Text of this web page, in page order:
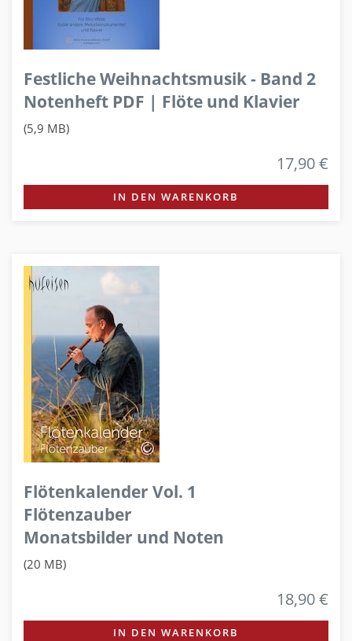
Festliche Weihnachtsmusik - Band 2
Notenheft PDF | Flöte und Klavier
(5,9 MB)
17,90 €
IN DEN WARENKORB
Flötenkalender Vol. 1
Flötenzauber
Monatsbilder und Noten
(20 MB)
18,90 €
IN DEN WARENKORB